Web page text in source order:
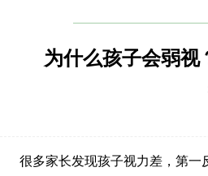
为什么孩子会弱
很多家长发现孩子视力差，第一